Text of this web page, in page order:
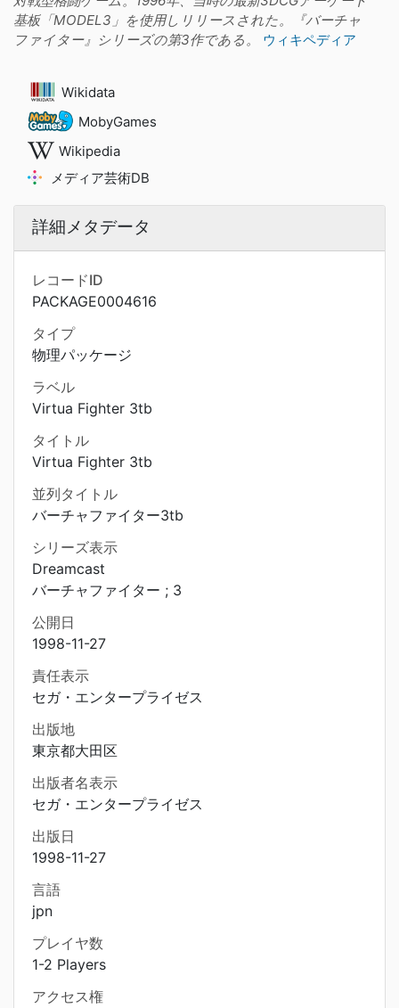
基板「MODEL3」を使用しリリースされた。『バーチャ
ファイター』シリーズの第3作である。 ウィキペディア
Wikidata
MobyGames
Wikipedia
メディア芸術DB
詳細メタデータ
レコードID
PACKAGE0004616
タイプ
物理パッケージ
ラベル
Virtua Fighter 3tb
タイトル
Virtua Fighter 3tb
並列タイトル
バーチャファイター3tb
シリーズ表示
Dreamcast
バーチャファイター ; 3
公開日
1998-11-27
責任表示
セガ・エンタープライゼス
出版地
東京都大田区
出版者名表示
セガ・エンタープライゼス
出版日
1998-11-27
言語
jpn
プレイヤ数
1-2 Players
アクセス権